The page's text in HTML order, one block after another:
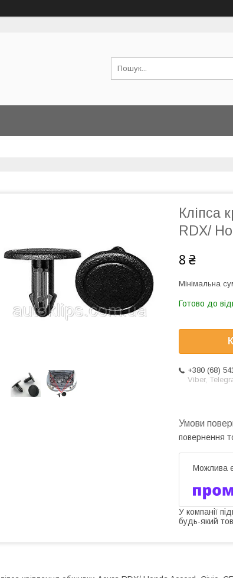
Кліпса
RDX/
8 ₴
Мінімальна
Готово до
+380 (68)
Viber,
повернення
У компанії
будь-який